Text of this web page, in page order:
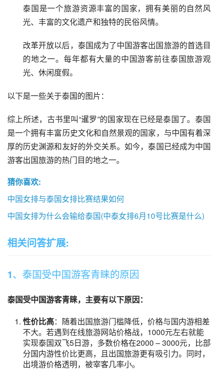
泰国是一个旅游资源丰富的国家，拥有美丽的自然风
光、丰富的文化遗产和独特的民俗风情。
改革开放以后，泰国成为了中国游客出国旅游的首选目
的地之一。每年都有大量的中国游客前往泰国旅游观
光、休闲度假。
以下是一些关于泰国的图片：
综上所述，古书里叫“暹罗”的国家现在已经是泰国了。泰国
是一个拥有丰富历史文化和自然景观的国家，与中国有着深
厚的历史渊源和友好的外交关系。如今，泰国已经成为中国
游客出国旅游的热门目的地之一。
猜你喜欢:
中国女排与泰国女排比赛结果如何
中国女排为什么会输给泰国(中泰女排6月10号比赛是什么)
相关问答扩展:
1、泰国受中国游客青睐的原因
泰国受中国游客青睐，主要有以下原因：
性价比高：随着出国旅游门槛降低，价格与国内游相差
不大。若遇到在线旅游网站价格战，1000元左右就能
实现泰国双飞5日游，多数价格在2000 – 3000元，比部
分国内游性价比更高，且出国旅游更有吸引力。同时，
出境游价格透明，被宰客几率小。